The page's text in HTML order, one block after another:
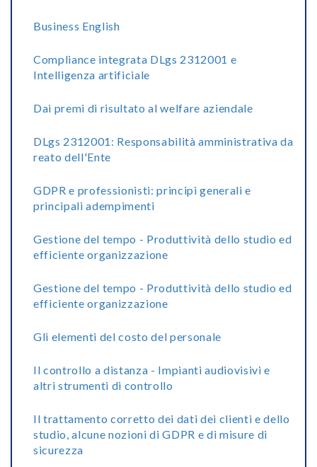
Business English
Compliance integrata DLgs 2312001 e
Intelligenza artificiale
Dai premi di risultato al welfare aziendale
DLgs 2312001: Responsabilità amministrativa da
reato dell'Ente
GDPR e professionisti: principi generali e
principali adempimenti
Gestione del tempo - Produttività dello studio ed
efficiente organizzazione
Gestione del tempo - Produttività dello studio ed
efficiente organizzazione
Gli elementi del costo del personale
Il controllo a distanza - Impianti audiovisivi e
altri strumenti di controllo
Il trattamento corretto dei dati dei clienti e dello
studio, alcune nozioni di GDPR e di misure di
sicurezza